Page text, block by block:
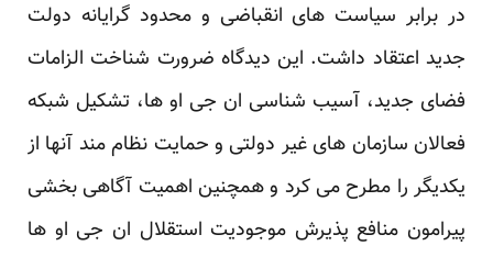
در برابر سیاست های انقباضی و محدود گرایانه دولت
جدید اعتقاد داشت. این دیدگاه ضرورت شناخت ‏الزامات
فضای جدید، آسیب شناسی ان جی او ها، تشکیل شبکه
فعالان سازمان های غیر دولتی و حمایت نظام مند ‏آنها از
یکدیگر را مطرح می کرد و همچنین اهمیت آگاهی بخشی
پیرامون منافع پذیرش موجودیت استقلال ان جی ‏او ها